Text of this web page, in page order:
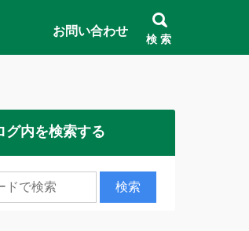
お問い合わせ
検 索
グ内を検索する